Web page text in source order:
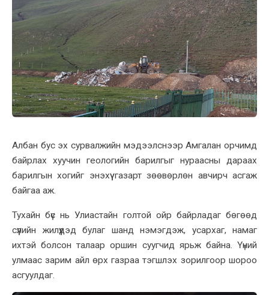
Албан бус эх сурвалжийн мэдээлснээр Амгалан орчимд
байрлах хуучин геологийн барилгыг нураасны дараах
барилгын хогийг энэхүү газарт зөөвөрлөн авчирч асгаж
байгаа аж.
Тухайн бүс нь Улиастайн голтой ойр байрладаг бөгөөд
сүүлийн жилүүдэд булаг шанд нэмэгдэж, усархаг, намаг
ихтэй болсон талаар оршин суугчид ярьж байна. Үүний
улмаас зарим айл өрх газраа тэгшлэх зорилгоор шороо
асгуулдаг.